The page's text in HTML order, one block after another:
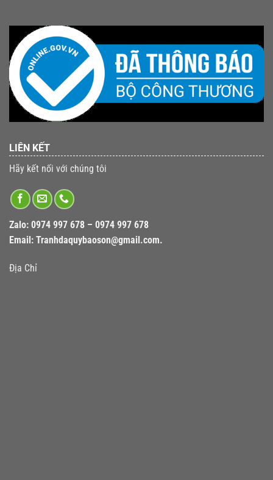
LIÊN KẾT
Hãy kết nối với chúng tôi
Zalo: 0974 997 678 – 0974 997 678
Email: Tranhdaquybaoson@gmail.com.
Địa Chỉ